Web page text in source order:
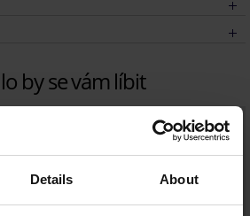
Details About
by se vám líbit